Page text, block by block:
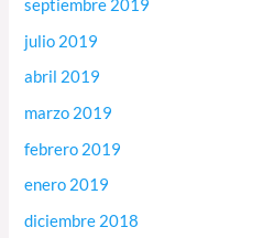
septiembre 2019
julio 2019
abril 2019
marzo 2019
febrero 2019
enero 2019
diciembre 2018